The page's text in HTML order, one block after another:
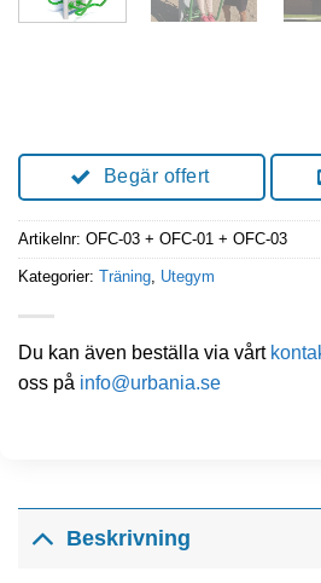
Begär offert
Artikelnr: OFC-03 + OFC-01 + OFC-03
Kategorier: Träning Utegym
Du kan även beställa via vårt
oss på info@urbania.se
Beskrivning